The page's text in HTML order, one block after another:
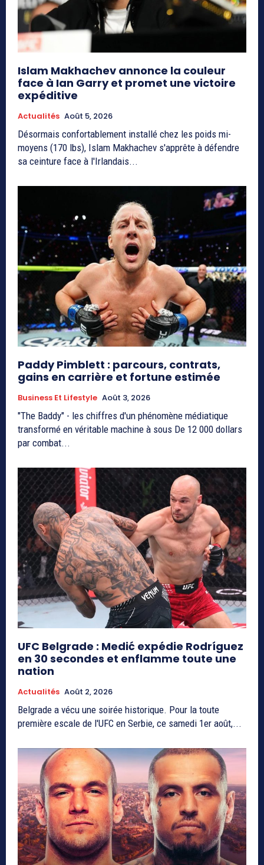
Islam Makhachev annonce la couleur
face à Ian Garry et promet une victoire
expéditive
Actualités Août 5, 2026
Désormais confortablement installé chez les poids mi-
moyens (170 lbs), Islam Makhachev s'apprête à défendre
sa ceinture face à l'Irlandais...
Paddy Pimblett : parcours, contrats,
gains en carrière et fortune estimée
Business Et Lifestyle Août 3, 2026
"The Baddy" - les chiffres d'un phénomène médiatique
transformé en véritable machine à sous De 12 000 dollars
par combat...
UFC Belgrade : Medić expédie Rodríguez
en 30 secondes et enflamme toute une
nation
Actualités Août 2, 2026
Belgrade a vécu une soirée historique. Pour la toute
première escale de l'UFC en Serbie, ce samedi 1er août,...